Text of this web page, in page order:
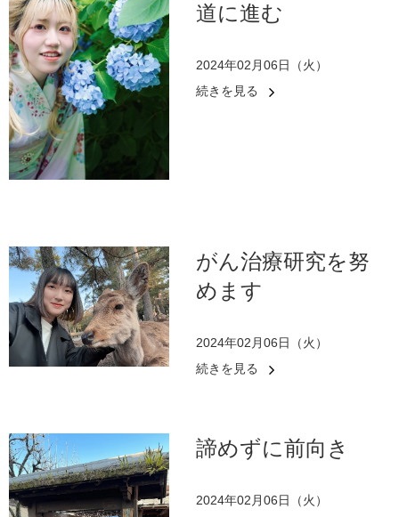
道に進む
2024年02月06日（火）
続きを見る
がん治療研究を努
めます
2024年02月06日（火）
続きを見る
諦めずに前向き
2024年02月06日（火）